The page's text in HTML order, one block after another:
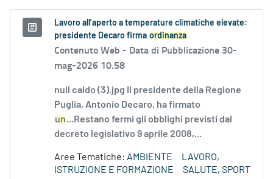
Lavoro all’aperto a temperature climatiche elevate:
presidente Decaro firma ordinanza
Contenuto Web - Data di Pubblicazione 30-
mag-2026 10.58
null caldo (3).jpg Il presidente della Regione
Puglia, Antonio Decaro, ha firmato
un...Restano fermi gli obblighi previsti dal
decreto legislativo 9 aprile 2008,...
Aree Tematiche: AMBIENTE
LAVORO,
ISTRUZIONE E FORMAZIONE
SALUTE, SPORT